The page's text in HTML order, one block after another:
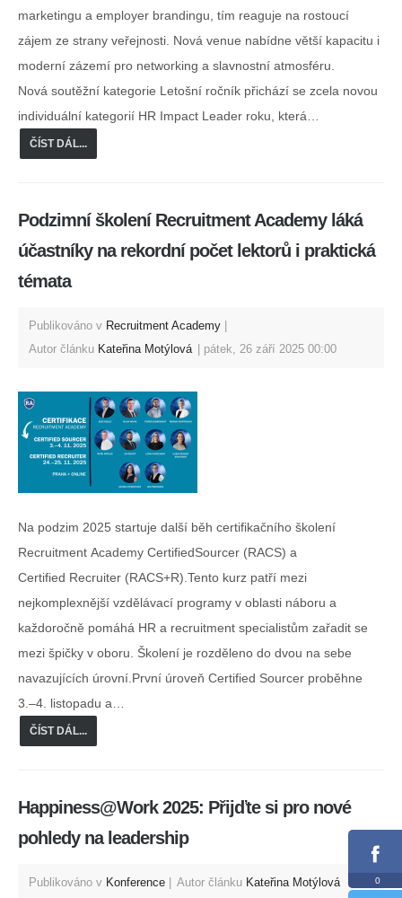
marketingu a employer brandingu, tím reaguje na rostoucí
zájem ze strany veřejnosti. Nová venue nabídne větší kapacitu i
moderní zázemí pro networking a slavnostní atmosféru.
Nová soutěžní kategorie Letošní ročník přichází se zcela novou
individuální kategorií HR Impact Leader roku, která…
ČÍST DÁL...
Podzimní školení Recruitment Academy láká
účastníky na rekordní počet lektorů i praktická
témata
Publikováno v Recruitment Academy
Autor článku Kateřina Motýlová pátek, 26 září 2025 00:00
Na podzim 2025 startuje další běh certifikačního školení
Recruitment Academy CertifiedSourcer (RACS) a
Certified Recruiter (RACS+R).Tento kurz patří mezi
nejkomplexnější vzdělávací programy v oblasti náboru a
každoročně pomáhá HR a recruitment specialistům zařadit se
mezi špičky v oboru. Školení je rozděleno do dvou na sebe
navazujících úrovní.První úroveň Certified Sourcer proběhne
3.–4. listopadu a…
ČÍST DÁL...
Happiness@Work 2025: Přijďte si pro nové
pohledy na leadership
Publikováno v Konference Autor článku Kateřina Motýlová
0